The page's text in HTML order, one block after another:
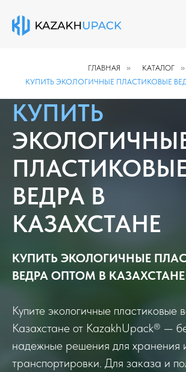
ГЛАВНАЯ » КАТАЛОГ
»
КУПИТЬ ЭКОЛОГИЧНЫЕ ПЛАСТИКОВЫЕ
КУПИТЬ
ВЕДРА В
КАЗАХСТАНЕ
КУПИТЬ ЭКОЛОГИЧНЫЕ
ВЕДРА ОПТОМ В КАЗАХСТАНЕ
Купите экологичные пластиковые
Казахстане от KazakhUpack® —
надежные решения для хранения
транспортировки. Для заказа и